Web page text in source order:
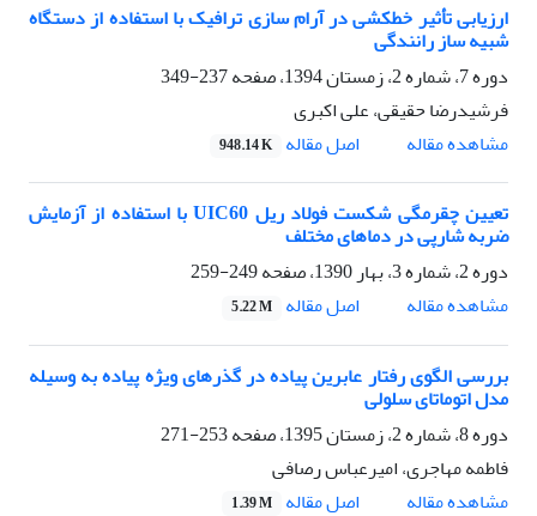
ارزیابی تأثیر خطکشی در آرام سازی ترافیک با استفاده از دستگاه
شبیه ساز رانندگی
دوره 7، شماره 2، زمستان 1394، صفحه
237-349
فرشیدرضا حقیقی، علی اکبری
مشاهده مقاله
اصل مقاله 948.14 K
تعیین چقرمگی شکست فولاد ریل UIC60 با استفاده از آزمایش
ضربه شارپی در دماهای مختلف
دوره 2، شماره 3، بهار 1390، صفحه
249-259
مشاهده مقاله
اصل مقاله 5.22 M
بررسی الگوی رفتار عابرین پیاده در گذرهای ویژه پیاده به وسیله
مدل اتوماتای سلولی
دوره 8، شماره 2، زمستان 1395، صفحه
253-271
فاطمه مهاجری، امیرعباس رصافی
مشاهده مقاله
اصل مقاله 1.39 M